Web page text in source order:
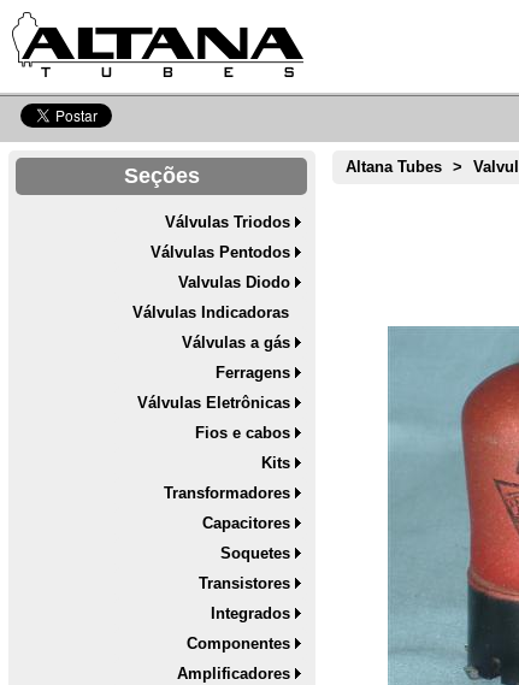
Seções
Válvulas Triodos
Válvulas Pentodos
Valvulas Diodo
Válvulas Indicadoras
Válvulas a gás
Ferragens
Válvulas Eletrônicas
Fios e cabos
Kits
Transformadores
Capacitores
Soquetes
Transistores
Integrados
Componentes
Amplificadores
Altana Tubes >